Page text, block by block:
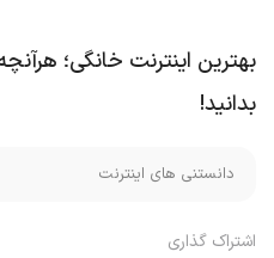
بهترین اینترنت خانگی؛
بدانید!
دانستنی های اینترنت
اشتراک گذاری